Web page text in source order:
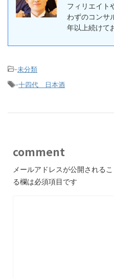
フィリエイト
わずのコンサ
年以上続けて
-未分類
-十四代 日本酒
comment
メールアドレスが公開されるこ
る欄は必須項目です